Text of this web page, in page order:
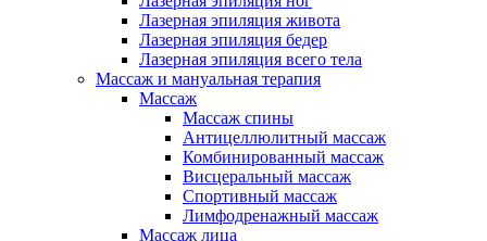
Лазерная эпиляция живота
Лазерная эпиляция бедер
Лазерная эпиляция всего тела
Массаж и мануальная терапия
Массаж
Массаж спины
Антицеллюлитный массаж
Комбинированный массаж
Висцеральный массаж
Спортивный массаж
Лимфодренажный массаж
Массаж лица